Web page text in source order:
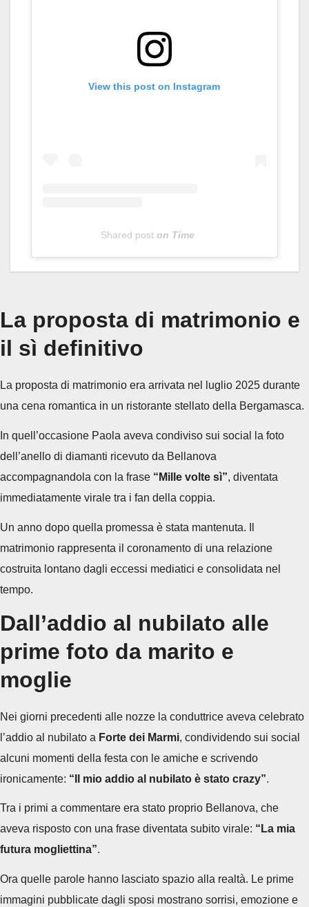
View this post on Instagram
Shared post on Time
A
a
l
e
t
e
b
i
La proposta di matrimonio e
il sì definitivo
La proposta di matrimonio era arrivata nel luglio 2025 durante
una cena romantica in un ristorante stellato della Bergamasca.
In quell’occasione Paola aveva condiviso sui social la foto
dell’anello di diamanti ricevuto da Bellanova
accompagnandola con la frase “Mille volte sì”, diventata
immediatamente virale tra i fan della coppia.
Un anno dopo quella promessa è stata mantenuta. Il
matrimonio rappresenta il coronamento di una relazione
costruita lontano dagli eccessi mediatici e consolidata nel
tempo.
Dall’addio al nubilato alle
prime foto da marito e
moglie
Nei giorni precedenti alle nozze la conduttrice aveva celebrato
l’addio al nubilato a Forte dei Marmi, condividendo sui social
alcuni momenti della festa con le amiche e scrivendo
ironicamente: “Il mio addio al nubilato è stato crazy”.
Tra i primi a commentare era stato proprio Bellanova, che
aveva risposto con una frase diventata subito virale: “La mia
futura mogliettina”.
Ora quelle parole hanno lasciato spazio alla realtà. Le prime
immagini pubblicate dagli sposi mostrano sorrisi, emozione e